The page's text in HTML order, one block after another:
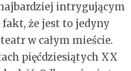
intrygującym
że jest to jedyny
w całym mieście.
pięćdziesiątych XX